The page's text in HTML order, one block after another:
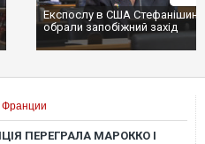
Експослу в США
обрали запобіжний захід
Франции
ПЕРЕГРАЛА МАРОККО І